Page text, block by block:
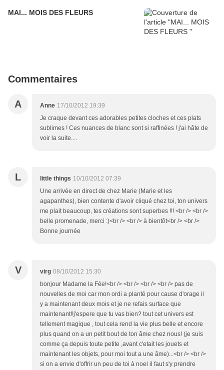
MAI... MOIS DES FLEURS
Commentaires
A Anne 17/10/2012 19:39
Je craque devant ces adorables petites cloches et ces plats
sublimes ! Ces nuances de blanc sont si raffinées ! j'ai hâte de
voir la suite....
L little things 10/10/2012 07:39
Une arrivée en direct de chez Marie (Marie et les
agapanthes), bien contente d'avoir cliqué chez toi, ton univers
me plait beaucoup, tes créations sont superbes !!! <br /> <br />
belle promenade, merci :)<br /> <br /> à bientôt<br /> <br />
Bonne journée
V virg 08/10/2012 15:30
bonjour Madame la Fée!<br /> <br /> <br /> <br /> pas de
nouvelles de moi car mon ordi a planté pour cause d'orage il
y a maintenant deux mois et je ne refais surface que
maintenant!!j'espere que tu vas bien? tout cet univers est
tellement magique , tout cela rend la vie plus belle et encore
plus quand on a un petit bout de ton âme chez nous! (je suis
comme ça depuis toute petite ,avant c'etait les jouets et
maintenant les objets, pour moi tout a une âme)...<br /> <br />
si on a envie d'offrir un peu de toi à noel il faut s'y prendre